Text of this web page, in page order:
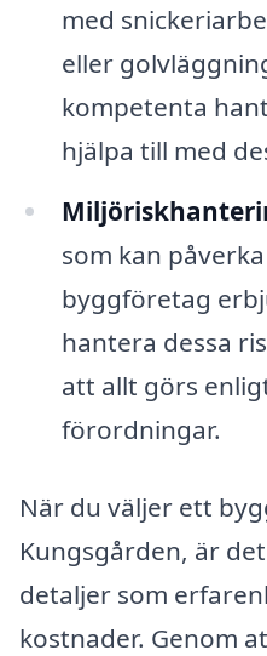
med
eller
kompetenta
hjälpa till med
som kan
byggföretag
hantera dessa
att allt görs
förordningar.
När du väljer ett
Kungsgården, är
detaljer som
kostnader. Genom